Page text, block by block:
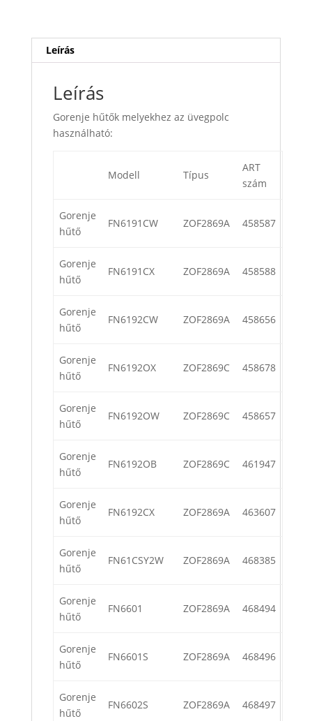
Leírás
Leírás
Gorenje hűtők melyekhez az üvegpolc
használható:
Modell Típus
ART
szám
Gorenje
hűtő
FN6191CW ZOF2869A 458587
Gorenje
hűtő
FN6191CX ZOF2869A 458588
Gorenje
hűtő
FN6192CW ZOF2869A 458656
Gorenje
hűtő
FN6192OX ZOF2869C 458678
Gorenje
hűtő
FN6192OW ZOF2869C 458657
Gorenje
hűtő
FN6192OB ZOF2869C 461947
Gorenje
hűtő
FN6192CX ZOF2869A 463607
Gorenje
hűtő
FN61CSY2W ZOF2869A 468385
Gorenje
hűtő
FN6601 ZOF2869A 468494
Gorenje
hűtő
FN6601S ZOF2869A 468496
Gorenje
hűtő
FN6602S ZOF2869A 468497